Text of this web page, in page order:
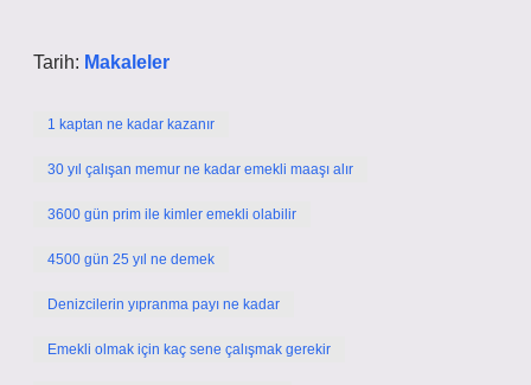
Tarih: Makaleler
1 kaptan ne kadar kazanır
30 yıl çalışan memur ne kadar emekli maaşı alır
3600 gün prim ile kimler emekli olabilir
4500 gün 25 yıl ne demek
Denizcilerin yıpranma payı ne kadar
Emekli olmak için kaç sene çalışmak gerekir